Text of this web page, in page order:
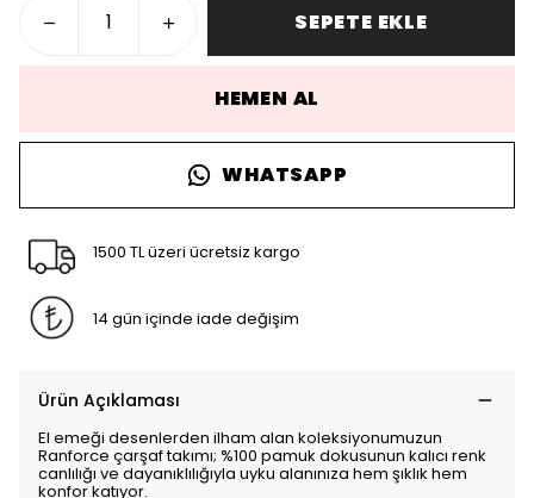
SEPETE EKLE
HEMEN AL
WHATSAPP
1500 TL üzeri ücretsiz kargo
14 gün içinde iade değişim
Ürün Açıklaması
El emeği desenlerden ilham alan koleksiyonumuzun
Ranforce çarşaf takımı; %100 pamuk dokusunun kalıcı renk
canlılığı ve dayanıklılığıyla uyku alanınıza hem şıklık hem
konfor katıyor.